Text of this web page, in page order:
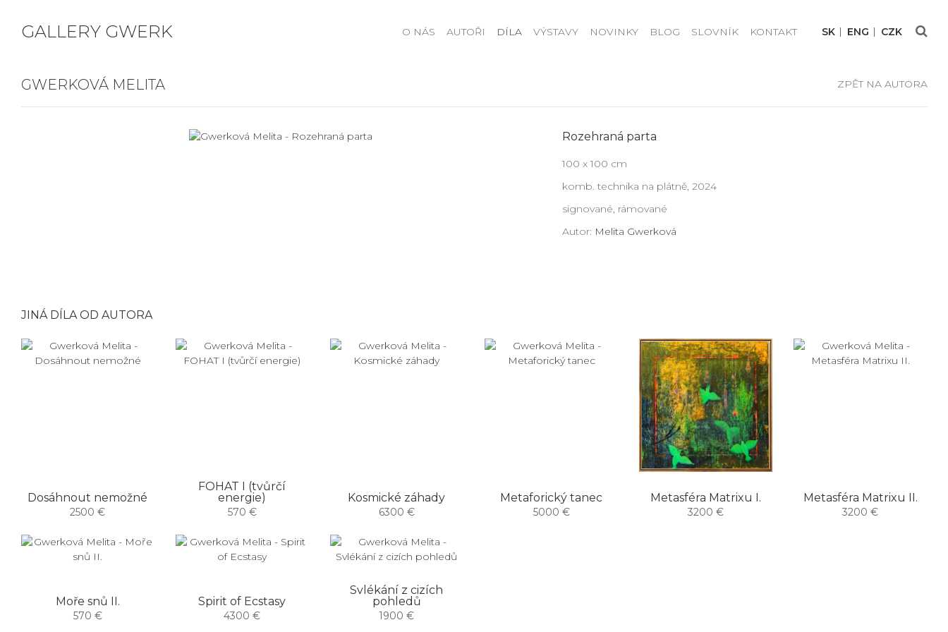
GALLERY GWERK O NÁS AUTOŘI DÍLA VÝSTAVY NOVINKY BLOG SLOVNÍK KONTAKT SK ENG CZK
GWERKOVÁ MELITA ZPĚT NA AUTORA
Rozehraná parta
100 x 100 cm
komb. technika na plátně, 2024
signované, rámované
Autor: Melita Gwerková
JINÁ DÍLA OD AUTORA
Dosáhnout nemožné
2500 €
FOHAT I (tvůrčí
energie)
570 €
Kosmické záhady
6300 €
Metaforický tanec
5000 €
Metasféra Matrixu I.
3200 €
Metasféra Matrixu II.
3200 €
Moře snů II.
570 €
Spirit of Ecstasy
4300 €
Svlékání z cizích
pohledů
1900 €